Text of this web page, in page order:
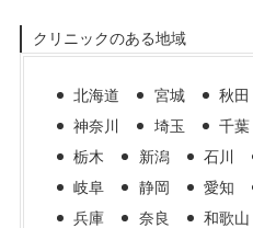
クリニックのある地域
北海道 宮城 秋田
神奈川
埼玉 千葉
栃木
新潟 石川
岐阜
静岡 愛知
兵庫
奈良 和歌山